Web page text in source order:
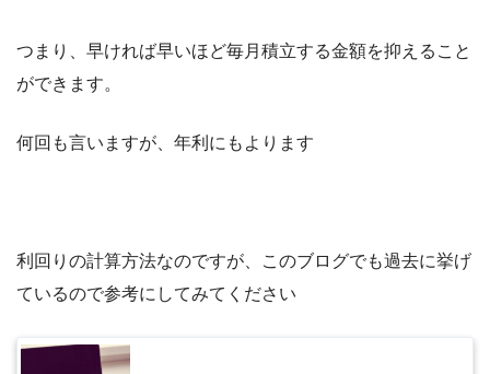
つまり、早ければ早いほど毎月積立する金額を抑えること
ができます。
何回も言いますが、年利にもよります
利回りの計算方法なのですが、このブログでも過去に挙げ
ているので参考にしてみてください